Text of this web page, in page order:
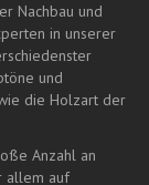
Nachbau und
in unserer
und
die Holzart der
Anzahl an
allem auf